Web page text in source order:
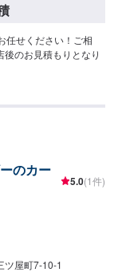
任せください！ご相
のお見積もりとなり
のカー
5.0(1件)
ツ屋町7-10-1